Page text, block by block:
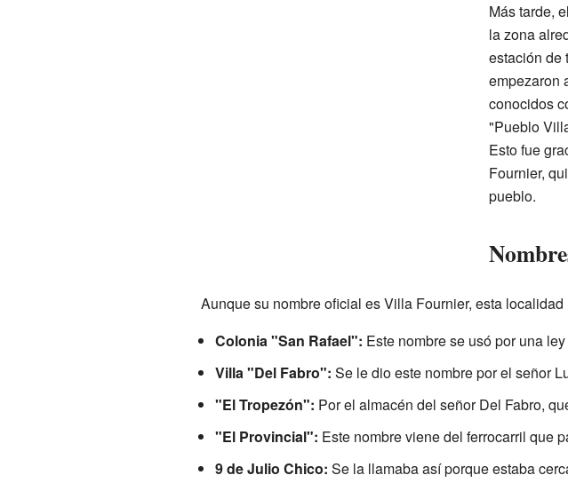
Más tarde,
la zona
estación de
empezaron
conocidos
"Pueblo
Esto fue
Fournier,
pueblo.
Aunque su nombre oficial es Villa Fournier, esta
Colonia "San Rafael": Este nombre se usó por una
Villa "Del Fabro": Se le dio este nombre por el señor
"El Tropezón": Por el almacén del señor Del Fabro,
"El Provincial": Este nombre viene del ferrocarril que
9 de Julio Chico: Se la llamaba así porque estaba